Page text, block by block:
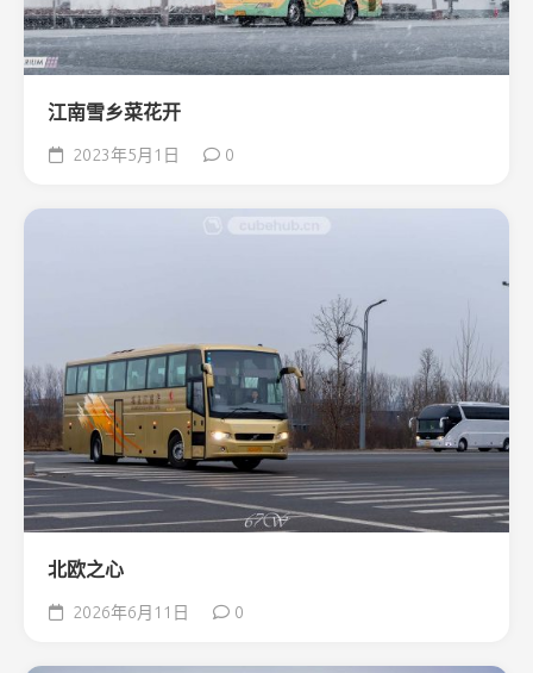
江南雪乡菜花开
2023年5月1日 0
北欧之心
2026年6月11日 0